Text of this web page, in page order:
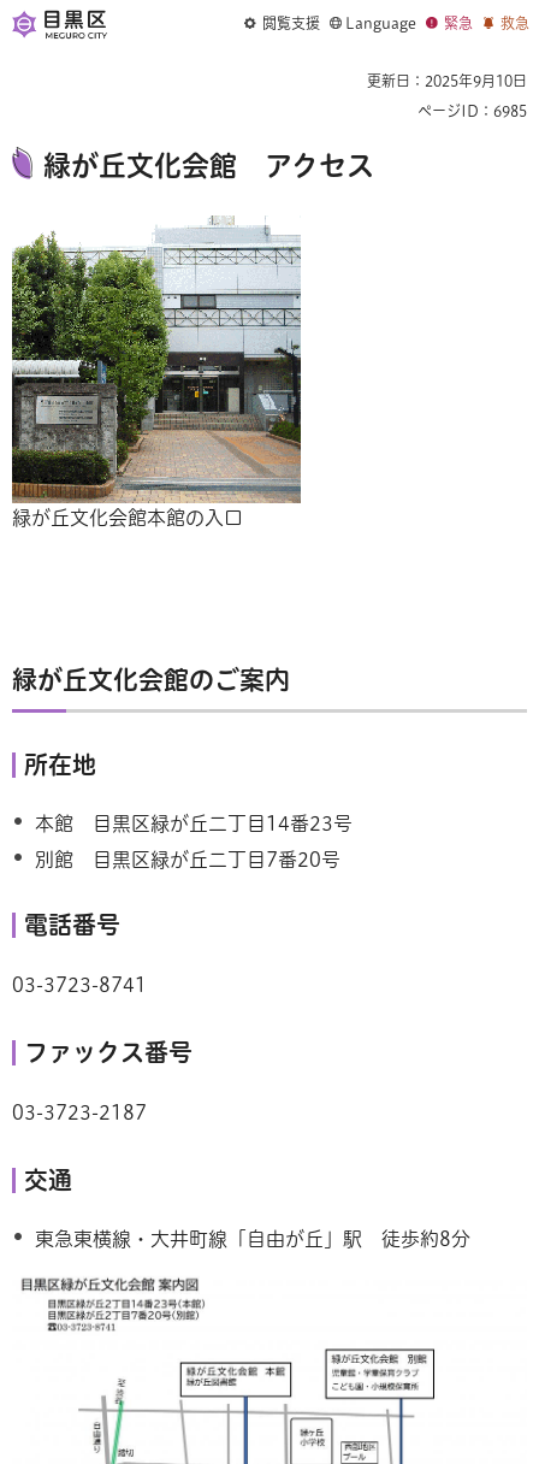
閲覧支援 Language 緊急 救急
更新日：2025年9月10日
ページID：6985
緑が丘文化会館 アクセス
緑が丘文化会館本館の入口
緑が丘文化会館のご案内
所在地
本館 目黒区緑が丘二丁目14番23号
別館 目黒区緑が丘二丁目7番20号
電話番号
03-3723-8741
ファックス番号
03-3723-2187
交通
東急東横線・大井町線「自由が丘」駅 徒歩約8分